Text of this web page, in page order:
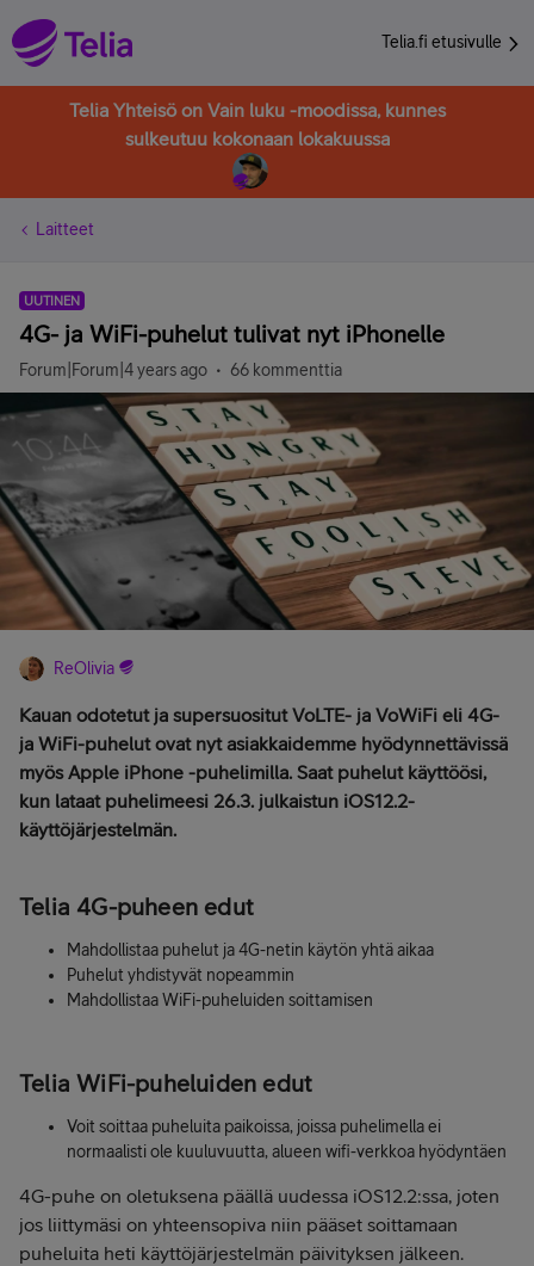
Telia.fi etusivulle
Telia Yhteisö on Vain luku -moodissa, kunnes
sulkeutuu kokonaan lokakuussa
Laitteet
UUTINEN
4G- ja WiFi-puhelut tulivat nyt iPhonelle
Forum|Forum|4 years ago 66 kommenttia
ReOlivia
Kauan odotetut ja supersuositut VoLTE- ja VoWiFi eli 4G-
ja WiFi-puhelut ovat nyt asiakkaidemme hyödynnettävissä
myös Apple iPhone -puhelimilla. Saat puhelut käyttöösi,
kun lataat puhelimeesi 26.3. julkaistun iOS12.2-
käyttöjärjestelmän.
Telia 4G-puheen edut
Mahdollistaa puhelut ja 4G-netin käytön yhtä aikaa
Puhelut yhdistyvät nopeammin
Mahdollistaa WiFi-puheluiden soittamisen
Telia WiFi-puheluiden edut
Voit soittaa puheluita paikoissa, joissa puhelimella ei
normaalisti ole kuuluvuutta, alueen wifi-verkkoa hyödyntäen
4G-puhe on oletuksena päällä uudessa iOS12.2:ssa, joten
jos liittymäsi on yhteensopiva niin pääset soittamaan
puheluita heti käyttöjärjestelmän päivityksen jälkeen.